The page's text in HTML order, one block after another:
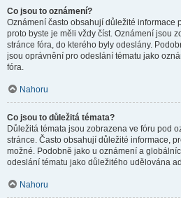
Co jsou to oznámení?
Oznámení často obsahují důležité informace
proto byste je měli vždy číst. Oznámení jsou
stránce fóra, do kterého byly odeslány.
jsou oprávnění pro odeslání tématu jako
fóra.
Nahoru
Co jsou to důležitá témata?
Důležitá témata jsou zobrazena ve fóru pod
stránce. Často obsahují důležité informace,
možné. Podobně jako u oznámení a
odeslání tématu jako důležitého udělována
Nahoru